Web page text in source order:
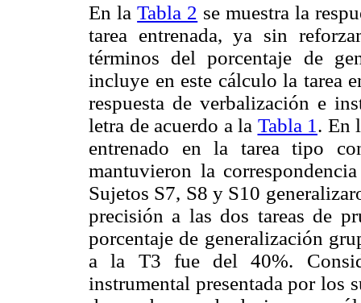
En laTabla 2 se muestra la
tarea entrenada, ya sin
términos del porcentaje de
incluye en este cálculo la tarea
respuesta de verbalización e
letra de acuerdo a la Tabla 1 . En
entrenado en la tarea tipo
mantuvieron la
Sujetos S7, S8 y S10
precisión a las dos tareas de
porcentaje de generalización
a la T3 fue del 40%.
instrumental presentada por los